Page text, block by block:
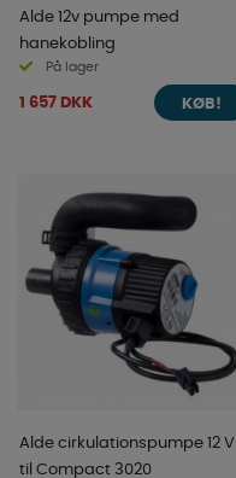
Alde 12v pumpe med
hanekobling
På lager
1 657 DKK KØB!
Alde cirkulationspumpe 12 V
til Compact 3020